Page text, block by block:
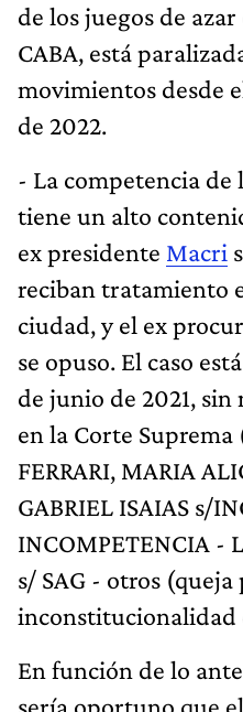
de los juegos de
CABA, está
movimientos desde
de 2022.
- La competencia de
tiene un alto
ex presidente Macri
reciban tratamiento
ciudad, y el ex
se opuso. El caso
de junio de 2021,
en la Corte Suprema
FERRARI, MARIA
GABRIEL ISAIAS s/
INCOMPETENCIA -
s/ SAG - otros
inconstitucionalidad
En función de lo